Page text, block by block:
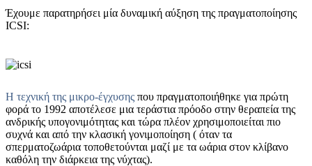
Έχουμε παρατηρήσει μία δυναμική αύξηση της πραγματοποίησης
ICSI:
Η τεχνική της μικρο-έγχυσης που πραγματοποιήθηκε για πρώτη
φορά το 1992 αποτέλεσε μια τεράστια πρόοδο στην θεραπεία της
ανδρικής υπογονιμότητας και τώρα πλέον χρησιμοποιείται πιο
συχνά και από την κλασική γονιμοποίηση ( όταν τα
σπερματοζωάρια τοποθετούνται μαζί με τα ωάρια στον κλίβανο
καθόλη την διάρκεια της νύχτας).